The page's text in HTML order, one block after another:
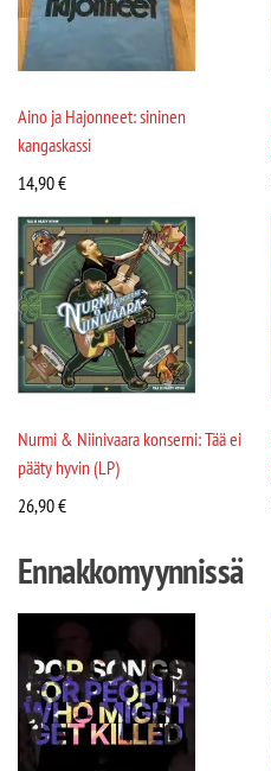
Aino ja Hajonneet: sininen
kangaskassi
14,90€
Nurmi & Niinivaara konserni: Tää ei
pääty hyvin (LP)
26,90€
Ennakkomyynnissä